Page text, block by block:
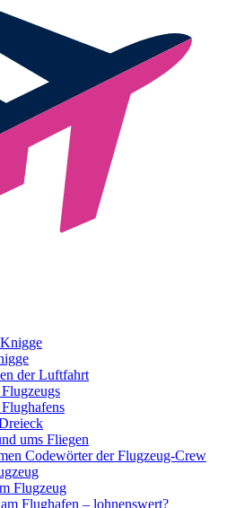
der Luftfahrt
ums Fliegen
Codewörter der Flugzeug-Crew
Flugzeug
Flughafen – lohnenswert?